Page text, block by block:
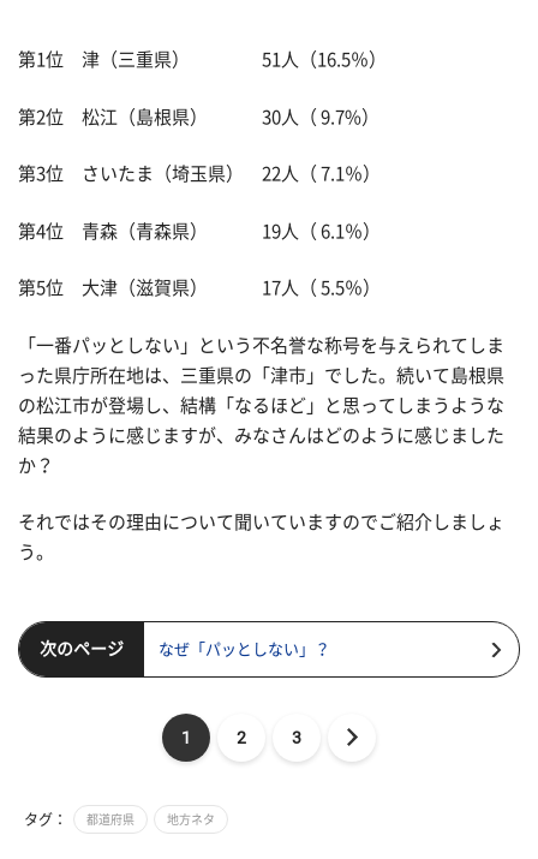
第1位 津（三重県） 51人（16.5％）
第2位 松江（島根県） 30人（ 9.7%）
第3位 さいたま（埼玉県） 22人（ 7.1％）
第4位 青森（青森県） 19人（ 6.1％）
第5位 大津（滋賀県） 17人（ 5.5％）
「一番パッとしない」という不名誉な称号を与えられてしま
った県庁所在地は、三重県の「津市」でした。続いて島根県
の松江市が登場し、結構「なるほど」と思ってしまうような
結果のように感じますが、みなさんはどのように感じました
か？
それではその理由について聞いていますのでご紹介しましょ
う。
次のページ なぜ「パッとしない」？
1 2 3
タグ： 都道府県 地方ネタ